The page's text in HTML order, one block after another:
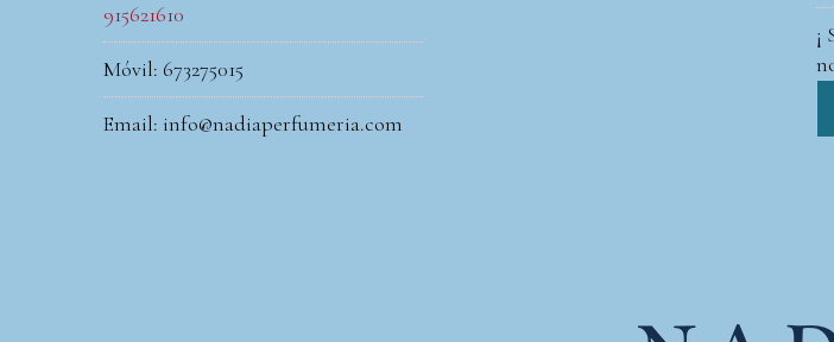
¡
915621610
Móvil: 673275015
Email: info@nadiaperfumeria.com